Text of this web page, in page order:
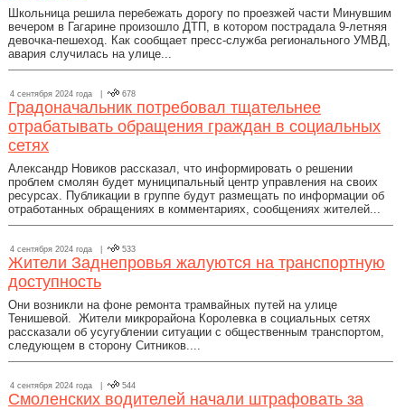
Школьница решила перебежать дорогу по проезжей части Минувшим
вечером в Гагарине произошло ДТП, в котором пострадала 9-летняя
девочка-пешеход. Как сообщает пресс-служба регионального УМВД,
авария случилась на улице...
4 сентября 2024 года | 678
Градоначальник потребовал тщательнее
отрабатывать обращения граждан в социальных
сетях
Александр Новиков рассказал, что информировать о решении
проблем смолян будет муниципальный центр управления на своих
ресурсах. Публикации в группе будут размещать по информации об
отработанных обращениях в комментариях, сообщениях жителей...
4 сентября 2024 года | 533
Жители Заднепровья жалуются на транспортную
доступность
Они возникли на фоне ремонта трамвайных путей на улице
Тенишевой. Жители микрорайона Королевка в социальных сетях
рассказали об усугублении ситуации с общественным транспортом,
следующем в сторону Ситников....
4 сентября 2024 года | 544
Смоленских водителей начали штрафовать за